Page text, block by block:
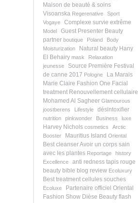
Maison de beauté & soins
Visoanska Regerenative
Sport
Vogaye
Complexe survie extrême
Model Guest Presenter Beauty
partner boutique Poland
Body
Moisturization
Natural beauty Hany
El Behairy mask
Relaxation
jeunesse
Source Première Festival
de canne 2017 Pologne
La Marais
Marie Claire Fashion One Facial
treatment Renouvellement cellulaire
Mohamed Al Sagheer Glamourous
joostberens
Lifestyle désintoxifier
nutrition pinkwonder Business luxe
Harvey Nichols cosmetics
Arctic
Booster
Mauritius Island Oriental
Best cleanserAvoir un corps sain
avec les plantes Reportage
history
Excellence
anti redness tapis rouge
beauty bible blog review Ecoluxury
Best treatment cellules souches
Ecoluxe Partenaire officiel Oriental
Fashion Show Dièse Beauty flash